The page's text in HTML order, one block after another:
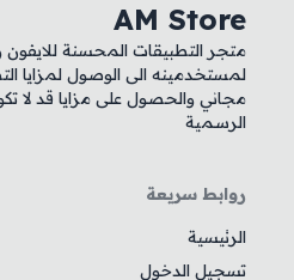
AM Store
متجر التطبيقات المحسنة للايفون
لمستخدمينه الى الوصول لمزايا
مجاني والحصول على مزايا قد لا
الرسمية
روابط سريعة
الرئيسية
تسجيل الدخول